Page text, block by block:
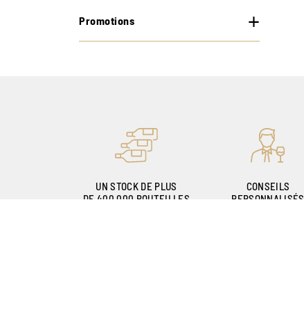
Promotions
UN STOCK DE PLUS
DE 400.000 BOUTEILLES
CONSEILS
PERSONNALISÉS